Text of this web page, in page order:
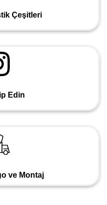
Çeşitleri
Edin
ve Montaj